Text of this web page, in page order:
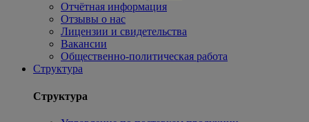
Отчётная информация
Отзывы о нас
Лицензии и свидетельства
Вакансии
Общественно-политическая работа
Структура
Структура